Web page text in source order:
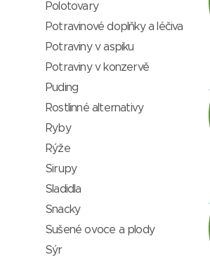
Polotovary
Potravinové doplňky a léčiva
Potraviny v aspiku
Potraviny v konzervě
Puding
Rostlinné alternativy
Ryby
Rýže
Sirupy
Sladidla
Snacky
Sušené ovoce a plody
Sýr